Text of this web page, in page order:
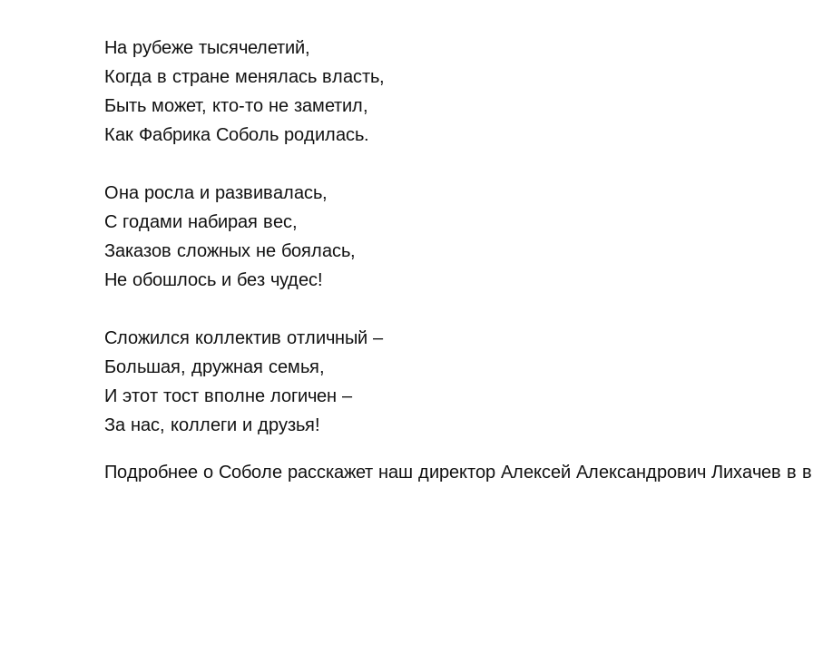
На рубеже тысячелетий,
Когда в стране менялась власть,
Быть может, кто-то не заметил,
Как Фабрика Соболь родилась.
Она росла и развивалась,
С годами набирая вес,
Заказов сложных не боялась,
Не обошлось и без чудес!
Сложился коллектив отличный –
Большая, дружная семья,
И этот тост вполне логичен –
За нас, коллеги и друзья!
Подробнее о Соболе расскажет наш директор Алексей Александрович Лихачев в